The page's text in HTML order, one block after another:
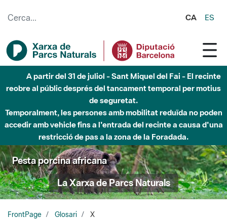
CA ES
A partir del 31 de juliol - Sant Miquel del Fai - El recinte
reobre al públic després del tancament temporal per motius
de seguretat.
Temporalment, les persones amb mobilitat reduïda no poden
accedir amb vehicle fins a l'entrada del recinte a causa d'una
restricció de pas a la zona de la Foradada.
Pesta porcina africana
La Xarxa de Parcs Naturals
FrontPage Glosari X